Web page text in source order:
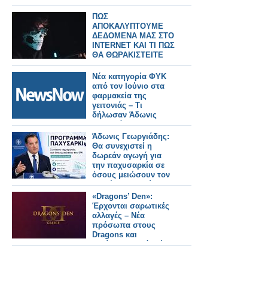
ΠΩΣ
ΑΠΟΚΑΛΥΠΤΟΥΜΕ
ΔΕΔΟΜΕΝΑ ΜΑΣ ΣΤΟ
INTERNET ΚΑΙ ΤΙ ΠΩΣ
ΘΑ ΘΩΡΑΚΙΣΤΕΙΤΕ
Νέα κατηγορία ΦΥΚ
από τον Ιούνιο στα
φαρμακεία της
γειτονιάς – Τι
δήλωσαν Άδωνις
Γεωργιάδης -
Απόστολος Βαλτάς
Άδωνις Γεωργιάδης:
Θα συνεχιστεί η
δωρεάν αγωγή για
την παχυσαρκία σε
όσους μειώσουν τον
BMI έως τον Ιούνιο
«Dragons’ Den»:
Έρχονται σαρωτικές
αλλαγές – Νέα
πρόσωπα στους
Dragons και
γυρίσματα από Ιούνιο